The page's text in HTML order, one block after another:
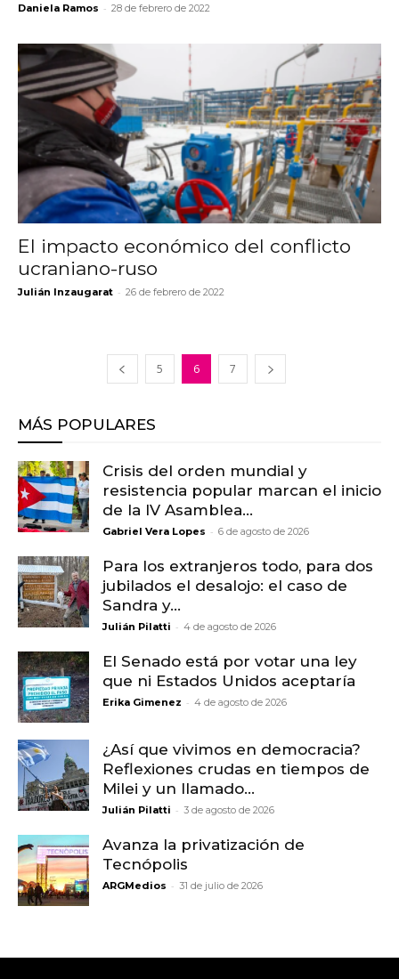
Daniela Ramos - 28 de febrero de 2022
El impacto económico del conflicto
ucraniano-ruso
Julián Inzaugarat - 26 de febrero de 2022
5 6 7
MÁS POPULARES
Crisis del orden mundial y
resistencia popular marcan el inicio
de la IV Asamblea...
Gabriel Vera Lopes - 6 de agosto de 2026
Para los extranjeros todo, para dos
jubilados el desalojo: el caso de
Sandra y...
Julián Pilatti - 4 de agosto de 2026
El Senado está por votar una ley
que ni Estados Unidos aceptaría
Erika Gimenez - 4 de agosto de 2026
¿Así que vivimos en democracia?
Reflexiones crudas en tiempos de
Milei y un llamado...
Julián Pilatti - 3 de agosto de 2026
Avanza la privatización de
Tecnópolis
ARGMedios - 31 de julio de 2026